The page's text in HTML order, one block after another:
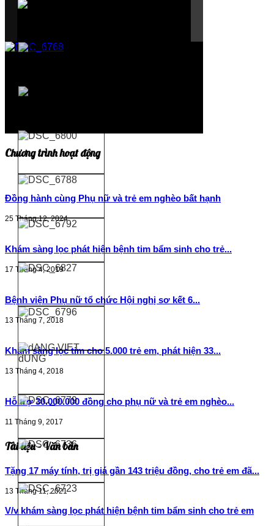
Chương trình hoạt động
Đồng hành cùng Phụ nữ và trẻ em nghèo bất hạnh
25 Tháng 12, 2024
Khám sàng lọc phát hiện bệnh tim bẩm sinh cho trẻ...
17 Tháng 4, 2019
Bệnh viện Phụ nữ tổ chức Hội nghị sơ kết 6...
13 Tháng 7, 2018
Khám sàng lọc tim cho 5.000 trẻ em, phát hiện 33...
13 Tháng 4, 2018
Hỗ trợ 30.000.000 đồng cho phụ nữ và trẻ em nghèo...
11 Tháng 9, 2017
Tài liệu - Văn bản
Tặng 17 máy tính, trị giá gần 143 triệu đồng, cho trẻ em đã...
13 Tháng 11, 2021
V/v khám sàng lọc phát hiện bệnh tim bẩm sinh cho trẻ em